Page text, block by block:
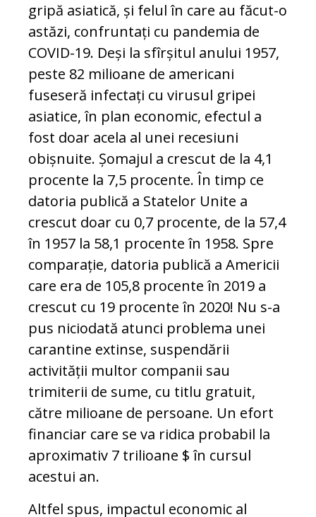
gripă asiatică, și felul în care au făcut-o
astăzi, confruntați cu pandemia de
COVID-19. Deși la sfîrșitul anului 1957,
peste 82 milioane de americani
fuseseră infectați cu virusul gripei
asiatice, în plan economic, efectul a
fost doar acela al unei recesiuni
obișnuite. Șomajul a crescut de la 4,1
procente la 7,5 procente. În timp ce
datoria publică a Statelor Unite a
crescut doar cu 0,7 procente, de la 57,4
în 1957 la 58,1 procente în 1958. Spre
comparație, datoria publică a Americii
care era de 105,8 procente în 2019 a
crescut cu 19 procente în 2020! Nu s-a
pus niciodată atunci problema unei
carantine extinse, suspendării
activității multor companii sau
trimiterii de sume, cu titlu gratuit,
către milioane de persoane. Un efort
financiar care se va ridica probabil la
aproximativ 7 trilioane $ în cursul
acestui an.
Altfel spus, impactul economic al